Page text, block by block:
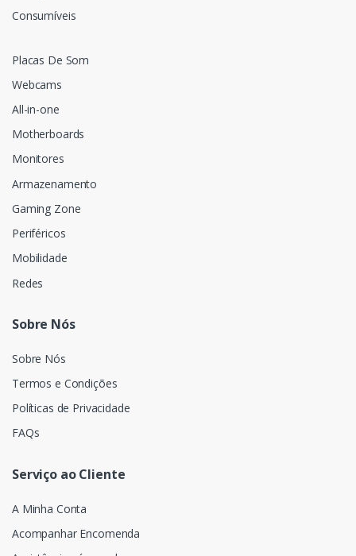
Consumíveis
Placas De Som
Webcams
All-in-one
Motherboards
Monitores
Armazenamento
Gaming Zone
Periféricos
Mobilidade
Redes
Sobre Nós
Sobre Nós
Termos e Condições
Políticas de Privacidade
FAQs
Serviço ao Cliente
A Minha Conta
Acompanhar Encomenda